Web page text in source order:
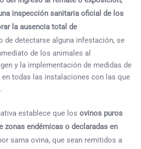
inspección sanitaria oficial de los
la ausencia total de
de detectarse alguna infestación, se
de los animales al
y la implementación de medidas de
en todas las instalaciones con las que
establece que los ovinos puros
zonas endémicas o declaradas en
sarna ovina, que sean remitidos a